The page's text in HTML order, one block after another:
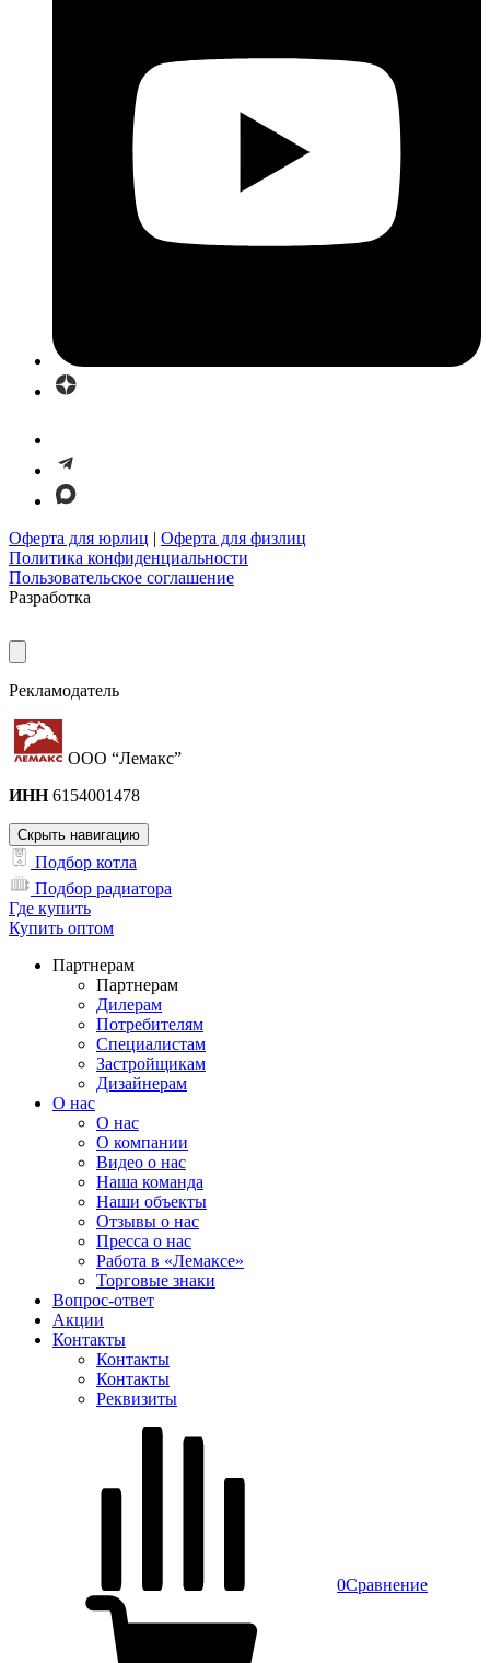
Оферта для юрлиц | Оферта для физлиц
Политика конфиденциальности
Пользовательское соглашение
Разработка
Рекламодатель
ООО “Лемакс”
ИНН6154001478
Скрыть навигацию
Подбор котла
Подбор радиатора
Где купить
Купить оптом
Партнерам
Партнерам
Дилерам
Потребителям
Специалистам
Застройщикам
Дизайнерам
О нас
О нас
О компании
Видео о нас
Наша команда
Наши объекты
Отзывы о нас
Пресса о нас
Работа в «Лемаксе»
Торговые знаки
Вопрос-ответ
Акции
Контакты
Контакты
Контакты
Реквизиты
0Сравнение